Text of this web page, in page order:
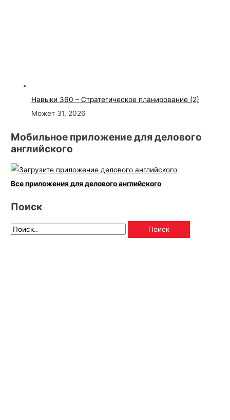
Навыки 360 – Стратегическое планирование (2)
Может 31, 2026
Мобильное приложение для делового
английского
Все приложения для делового английского
Поиск